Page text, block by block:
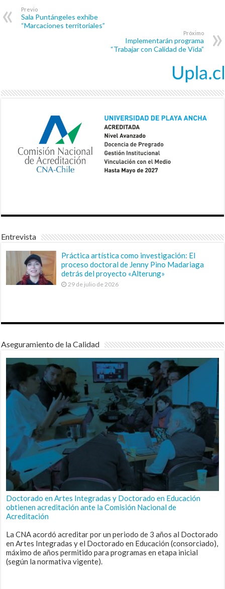
Previo
Sala Puntángeles exhibe
“Marcaciones territoriales”
Próximo
Implementarán programa
“Trabajar con Calidad de Vida”
Entrevista
Práctica artística como investigación: El
proceso doctoral de Jenny Pino Madariaga
detrás del proyecto «Alterung»
29 de julio de 2026
Aseguramiento de la Calidad
Doctorado en Artes Integradas y Doctorado en Educación
obtienen acreditación ante la Comisión Nacional de
Acreditación
La CNA acordó acreditar por un periodo de 3 años al Doctorado
en Artes Integradas y el Doctorado en Educación (consorciado),
máximo de años permitido para programas en etapa inicial
(según la normativa vigente).